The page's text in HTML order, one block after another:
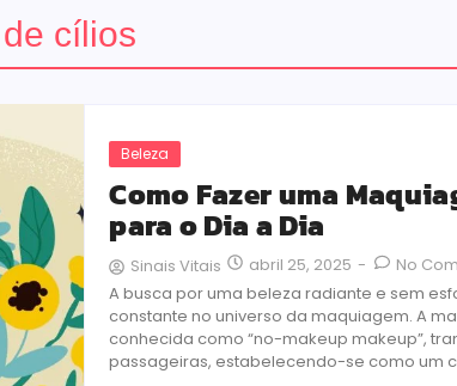
cílios
Beleza
Como Fazer uma
para o Dia a Dia
Sinais Vitais abril 25, 2025 -
No
A busca por uma beleza radiante e sem
constante no universo da maquiagem. A
conhecida como “no-makeup makeup”,
passageiras, estabelecendo-se como um